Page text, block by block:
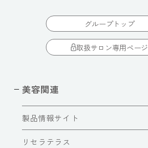
グループトップ
取扱サロン専用ページ
美容関連
製品情報サイト
リセラテラス